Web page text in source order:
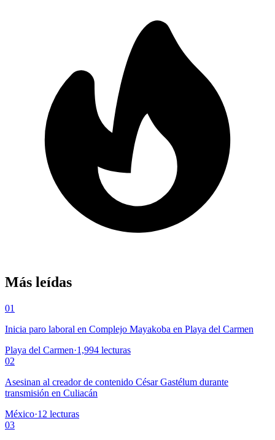
Más leídas
01
Inicia paro laboral en Complejo Mayakoba en Playa del Carmen
Playa del Carmen·1,994 lecturas
02
Asesinan al creador de contenido César Gastélum durante
transmisión en Culiacán
México·12 lecturas
03